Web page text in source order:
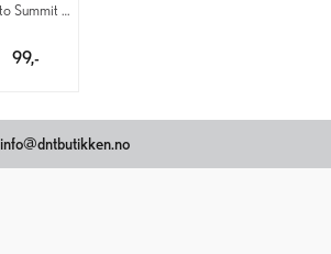
Sea to Summit Buckle
99,-
info@dntbutikken.no